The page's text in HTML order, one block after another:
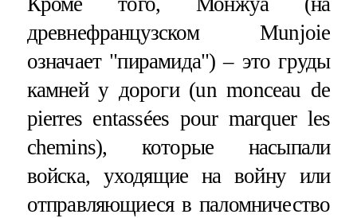
древнефранцузском Munjoie
означает "пирамида") – это груды
камней у дороги (un monceau de
pierres entassées pour marquer les
chemins), которые насыпали
войска, уходящие на войну или
отправляющиеся в паломничество